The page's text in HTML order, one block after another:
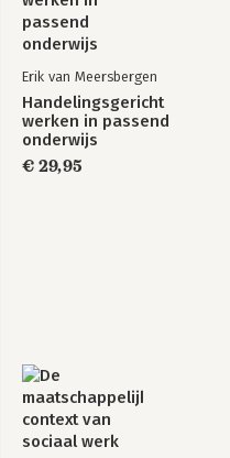
Erik van Meersbergen
Handelingsgericht
werken in passend
onderwijs
€ 29,95